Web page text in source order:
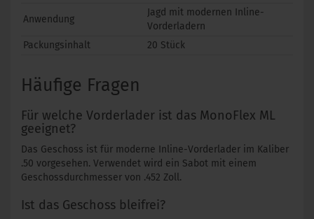
Anwendung
Jagd mit modernen Inline-
Vorderladern
Packungsinhalt
20 Stück
Häufige Fragen
Für welche Vorderlader ist das MonoFlex ML
geeignet?
Das Geschoss ist für moderne Inline-Vorderlader im Kaliber
.50 vorgesehen. Verwendet wird ein Sabot mit einem
Geschossdurchmesser von .452 Zoll.
Ist das Geschoss bleifrei?